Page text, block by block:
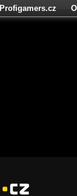
Profigamers.cz